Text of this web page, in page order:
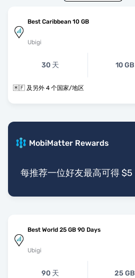
Best Caribbean 10 GB
Ubigi
30 天 10 GB
🇲🇫 及另外 4 个国家/地区
MobiMatter Rewards
每推荐一位好友最高可得 $5
Best World 25 GB 90 Days
Ubigi
90 天 25 GB